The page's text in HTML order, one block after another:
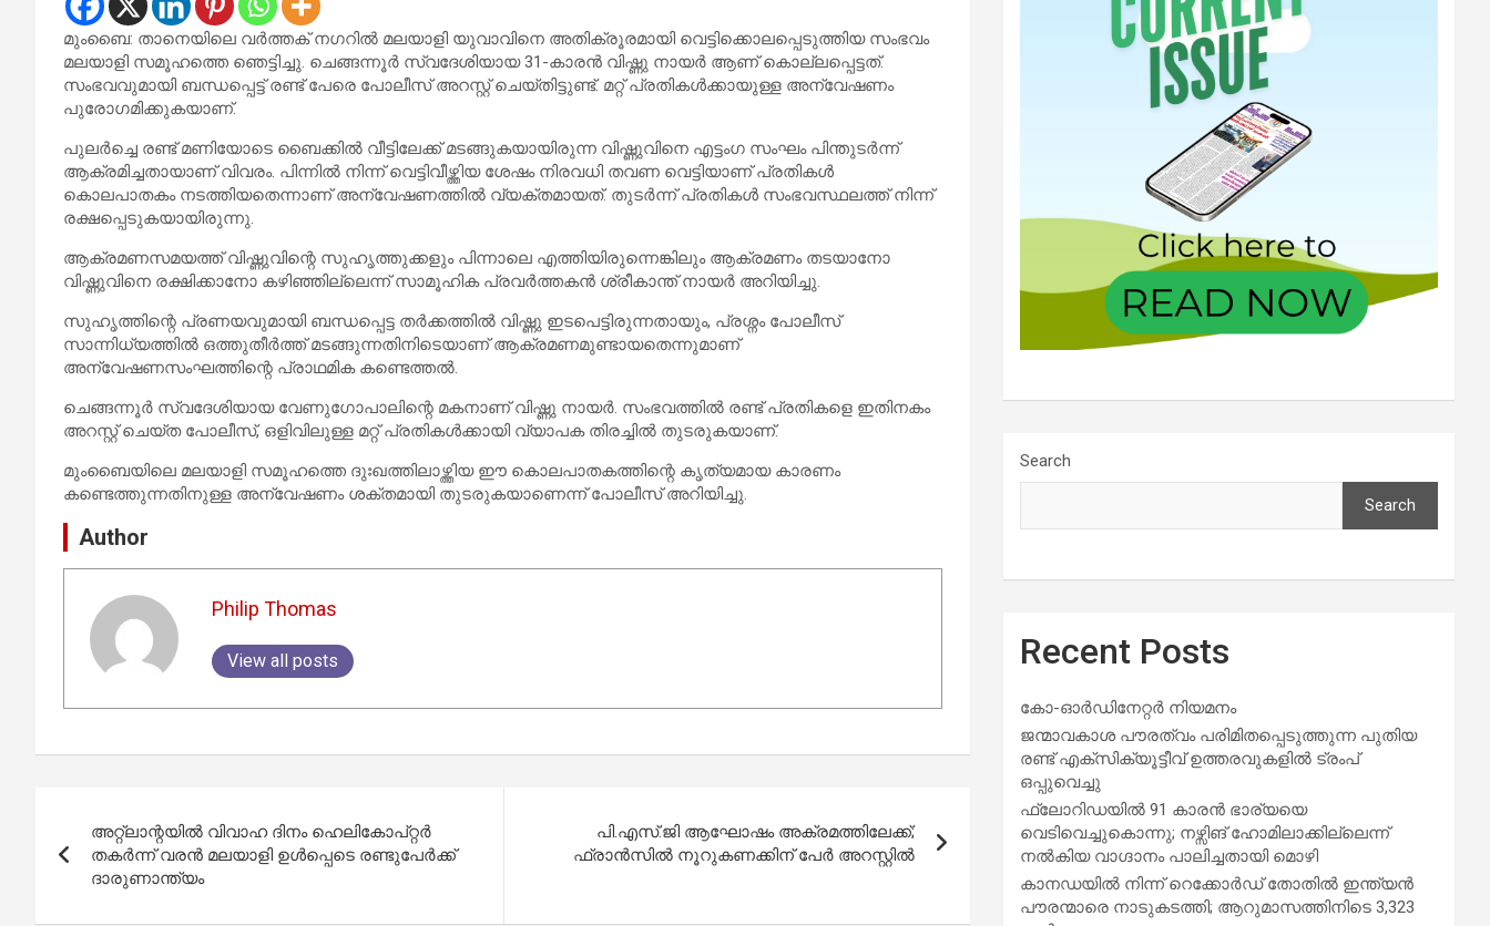
മുംബൈ: താനെയിലെ വർത്തക് നഗറിൽ മലയാളി യുവാവിനെ അതിക്രൂരമായി വെട്ടിക്കൊലപ്പെടുത്തിയ സംഭവം
മലയാളി സമൂഹത്തെ ഞെട്ടിച്ചു. ചെങ്ങന്നൂർ സ്വദേശിയായ 31-കാരൻ വിഷ്ണു നായർ ആണ് കൊല്ലപ്പെട്ടത്.
സംഭവവുമായി ബന്ധപ്പെട്ട് രണ്ട് പേരെ പോലീസ് അറസ്റ്റ് ചെയ്തിട്ടുണ്ട്. മറ്റ് പ്രതികൾക്കായുള്ള അന്വേഷണം
പുരോഗമിക്കുകയാണ്.
പുലർച്ചെ രണ്ട് മണിയോടെ ബൈക്കിൽ വീട്ടിലേക്ക് മടങ്ങുകയായിരുന്ന വിഷ്ണുവിനെ എട്ടംഗ സംഘം പിന്തുടർന്ന്
ആക്രമിച്ചതായാണ് വിവരം. പിന്നിൽ നിന്ന് വെട്ടിവീഴ്ത്തിയ ശേഷം നിരവധി തവണ വെട്ടിയാണ് പ്രതികൾ
കൊലപാതകം നടത്തിയതെന്നാണ് അന്വേഷണത്തിൽ വ്യക്തമായത്. തുടർന്ന് പ്രതികൾ സംഭവസ്ഥലത്ത് നിന്ന്
രക്ഷപ്പെടുകയായിരുന്നു.
ആക്രമണസമയത്ത് വിഷ്ണുവിന്റെ സുഹൃത്തുക്കളും പിന്നാലെ എത്തിയിരുന്നെങ്കിലും ആക്രമണം തടയാനോ
വിഷ്ണുവിനെ രക്ഷിക്കാനോ കഴിഞ്ഞില്ലെന്ന് സാമൂഹിക പ്രവർത്തകൻ ശ്രീകാന്ത് നായർ അറിയിച്ചു.
സുഹൃത്തിന്റെ പ്രണയവുമായി ബന്ധപ്പെട്ട തർക്കത്തിൽ വിഷ്ണു ഇടപെട്ടിരുന്നതായും, പ്രശ്നം പോലീസ്
സാന്നിധ്യത്തിൽ ഒത്തുതീർത്ത് മടങ്ങുന്നതിനിടെയാണ് ആക്രമണമുണ്ടായതെന്നുമാണ്
അന്വേഷണസംഘത്തിന്റെ പ്രാഥമിക കണ്ടെത്തൽ.
ചെങ്ങന്നൂർ സ്വദേശിയായ വേണുഗോപാലിന്റെ മകനാണ് വിഷ്ണു നായർ. സംഭവത്തിൽ രണ്ട് പ്രതികളെ ഇതിനകം
അറസ്റ്റ് ചെയ്ത പോലീസ്, ഒളിവിലുള്ള മറ്റ് പ്രതികൾക്കായി വ്യാപക തിരച്ചിൽ തുടരുകയാണ്.
മുംബൈയിലെ മലയാളി സമൂഹത്തെ ദുഃഖത്തിലാഴ്ത്തിയ ഈ കൊലപാതകത്തിന്റെ കൃത്യമായ കാരണം
കണ്ടെത്തുന്നതിനുള്ള അന്വേഷണം ശക്തമായി തുടരുകയാണെന്ന് പോലീസ് അറിയിച്ചു.
Author
Philip Thomas
View all posts
navigation
അറ്റ്ലാന്റയിൽ വിവാഹ ദിനം ഹെലികോപ്റ്റർ
തകർന്ന് വരൻ മലയാളി ഉൾപ്പെടെ രണ്ടുപേർക്ക്
ദാരുണാന്ത്യം
പി.എസ്.ജി ആഘോഷം അക്രമത്തിലേക്ക്;
ഫ്രാൻസിൽ നൂറുകണക്കിന് പേർ അറസ്റ്റിൽ
Search
Search
Recent Posts
കോ-ഓർഡിനേറ്റർ നിയമനം
ജന്മാവകാശ പൗരത്വം പരിമിതപ്പെടുത്തുന്ന പുതിയ
രണ്ട് എക്സിക്യൂട്ടീവ് ഉത്തരവുകളിൽ ട്രംപ്
ഒപ്പുവെച്ചു
ഫ്ലോറിഡയിൽ 91 കാരൻ ഭാര്യയെ
വെടിവെച്ചുകൊന്നു; നഴ്സിങ് ഹോമിലാക്കില്ലെന്ന്
നൽകിയ വാഗ്ദാനം പാലിച്ചതായി മൊഴി
കാനഡയിൽ നിന്ന് റെക്കോർഡ് തോതിൽ ഇന്ത്യൻ
പൗരന്മാരെ നാടുകടത്തി; ആറുമാസത്തിനിടെ 3,323